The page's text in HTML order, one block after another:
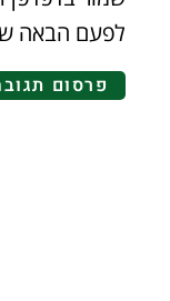
לפעם הבאה